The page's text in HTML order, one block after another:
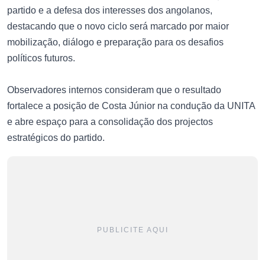
partido e a defesa dos interesses dos angolanos,
destacando que o novo ciclo será marcado por maior
mobilização, diálogo e preparação para os desafios
políticos futuros.
Observadores internos consideram que o resultado
fortalece a posição de Costa Júnior na condução da UNITA
e abre espaço para a consolidação dos projectos
estratégicos do partido.
PUBLICITE AQUI